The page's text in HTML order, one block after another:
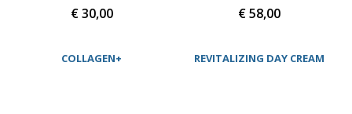
COLLAGEN+
€ 30,00
REVITALIZING DAY CREAM
€ 58,00